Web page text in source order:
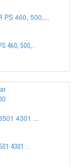
PS 460, 500,...
460, 500,...
4301 ...
4301 ...